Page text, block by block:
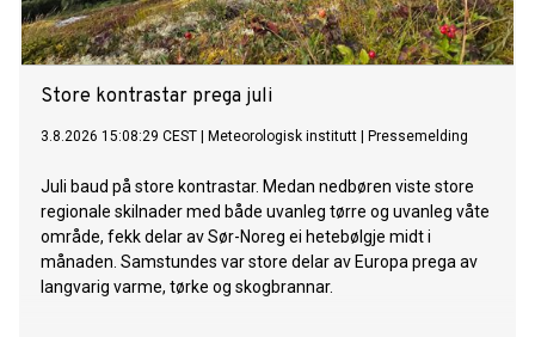
Store kontrastar prega juli
3.8.2026 15:08:29 CEST Meteorologisk institutt Pressemelding
Juli baud på store kontrastar. Medan nedbøren viste store
regionale skilnader med både uvanleg tørre og uvanleg våte
område, fekk delar av Sør-Noreg ei hetebølgje midt i
månaden. Samstundes var store delar av Europa prega av
langvarig varme, tørke og skogbrannar.